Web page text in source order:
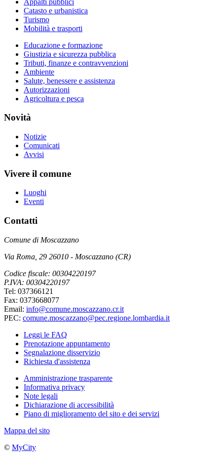
Catasto e urbanistica
Turismo
Mobilità e trasporti
Educazione e formazione
Giustizia e sicurezza pubblica
Tributi, finanze e contravvenzioni
Ambiente
Salute, benessere e assistenza
Autorizzazioni
Agricoltura e pesca
Novità
Notizie
Comunicati
Avvisi
Vivere il comune
Luoghi
Eventi
Contatti
Comune di Moscazzano
Via Roma, 29 26010 - Moscazzano (CR)
Codice fiscale: 00304220197
P.IVA: 00304220197
Tel: 037366121
Fax: 0373668077
Email: info@comune.moscazzano.cr.it
PEC: comune.moscazzano@pec.regione.lombardia.it
Leggi le FAQ
Prenotazione appuntamento
Segnalazione disservizio
Richiesta d'assistenza
Amministrazione trasparente
Informativa privacy
Note legali
Dichiarazione di accessibilità
Piano di miglioramento del sito e dei servizi
Mappa del sito
© MyCity